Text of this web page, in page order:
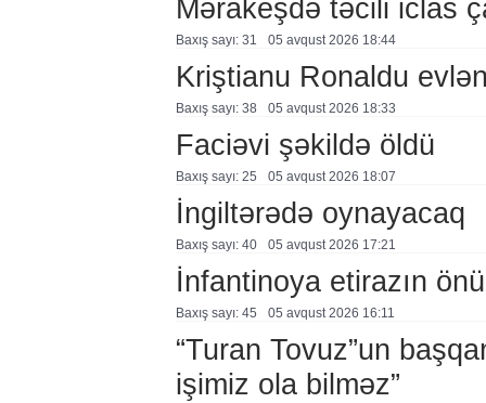
Mərakeşdə təcili iclas
Baxış sayı: 31 05 avqust 2026 18:44
Kriştianu Ronaldu
Baxış sayı: 38 05 avqust 2026 18:33
Faciəvi şəkildə öldü
Baxış sayı: 25 05 avqust 2026 18:07
İngiltərədə oynayacaq
Baxış sayı: 40 05 avqust 2026 17:21
İnfantinoya etirazın
Baxış sayı: 45 05 avqust 2026 16:11
“Turan Tovuz”un
işimiz ola bilməz”